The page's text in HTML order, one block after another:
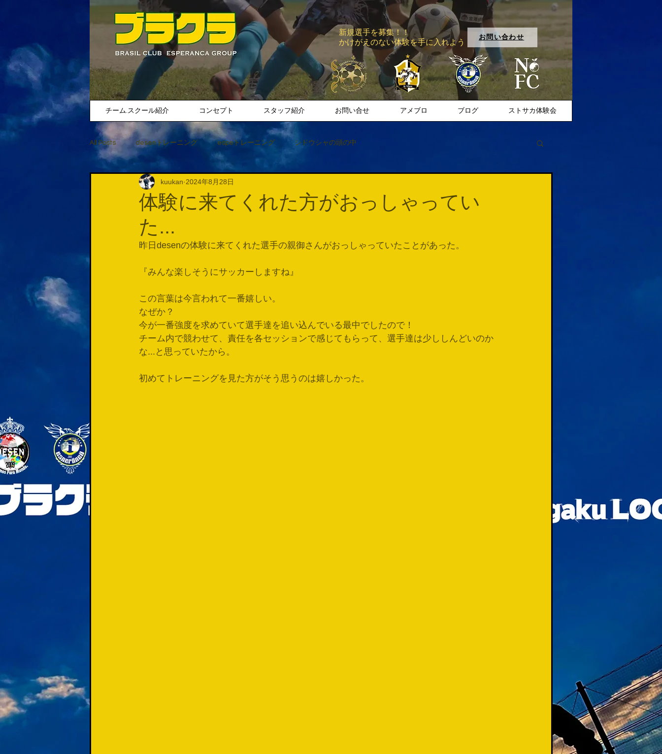
お問い合わせ
新規選手を募集！！
​かけがえのない体験を手に入れよう
チーム.スクール紹介 コンセプト スタッフ紹介 お問い合せ アメブロ ブログ ストサカ体験会
All Posts desenトレーニング espeトレーニング シドウシャの頭の中
体験に来てくれた方がおっしゃってい
た...
kuukan 2024年8月28日
昨日desenの体験に来てくれた選手の親御さんがおっしゃっていたことがあった。
『みんな楽しそうにサッカーしますね』
この言葉は今言われて一番嬉しい。
なぜか？
今が一番強度を求めていて選手達を追い込んでいる最中でしたので！
チーム内で競わせて、責任を各セッションで感じてもらって、選手達は少ししんどいのか
な...と思っていたから。
初めてトレーニングを見た方がそう思うのは嬉しかった。